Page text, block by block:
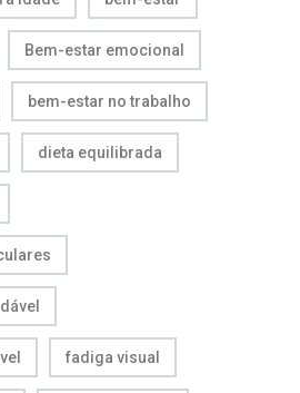
Bem-estar emocional
bem-estar no trabalho
dieta equilibrada
fadiga visual